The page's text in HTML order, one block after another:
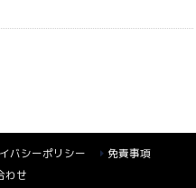
バシーポリシー
免責事項
わせ